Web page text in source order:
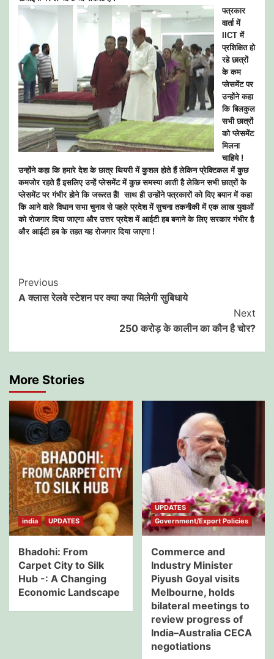
पत्रकार
वार्ता में
IICT में
प्रशिक्षित हो
रहे छात्रों
के कम
प्लेसमेंट पर
उन्होंने कहा
कि बिलकुल
सभी छात्रों
को प्लेसमेंट
मिलना
चाहिये !
उन्होंने कहा कि हमारे देश के छात्र थियरी में कुशल होते हैं लेकिन प्रेक्टिकल में कुछ
कमजोर रहते हैं इसलिए उन्हें प्लेसमेंट में कुछ समस्या आती है लेकिन सभी छात्रों के
प्लेसमेंट पर गंभीर होने कि जरूरत हैं!साथ ही उन्होंने पत्रकारों को दिए बयान में कहा
कि आने वाले विधान सभा चुनाव से पहले प्रदेश में सुचना तकनीकी में एक लाख युवाओं
को रोजगार दिया जाएगा और उत्तर प्रदेश में आईटी हब बनाने के लिए सरकार गंभीर है
और आईटी हब के तहत यह रोजगार दिया जाएगा !
Post
Navigation
Previous
A क्लास रेलवे स्टेशन पर क्या क्या मिलेगी सुबिधाये
Next
250 करोड़ के कालीन का कौन है चोर?
More Stories
india UPDATES
Bhadohi: From
Carpet City to Silk
Hub -: A Changing
Economic Landscape
UPDATES
Government/Export Policies
Commerce and
Industry Minister
Piyush Goyal visits
Melbourne, holds
bilateral meetings to
review progress of
India–Australia CECA
negotiations